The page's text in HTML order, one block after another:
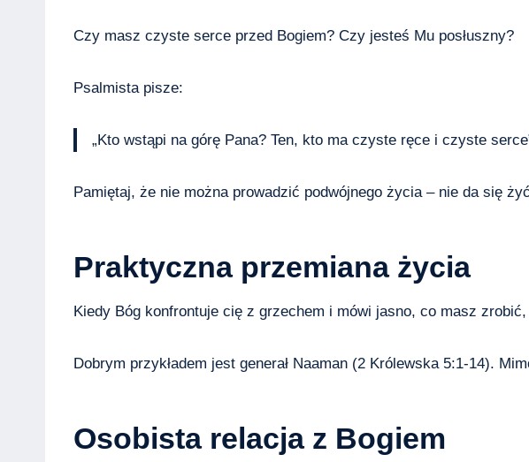
Czy masz czyste serce przed Bogiem? Czy jesteś Mu posłuszny?
Psalmista pisze:
„Kto wstąpi na górę Pana? Ten, kto ma czyste ręce i czyste
Pamiętaj, że nie można prowadzić podwójnego życia – nie da się
Praktyczna przemiana życia
Kiedy Bóg konfrontuje cię z grzechem i mówi jasno, co masz
Dobrym przykładem jest generał Naaman (2 Królewska 5:1-14).
Osobista relacja z Bogiem